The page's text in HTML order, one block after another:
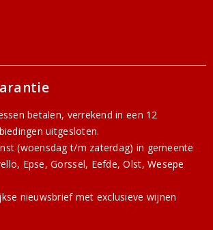
betalen, verrekend in een 12
uitgesloten.
(woensdag t/m zaterdag) in gemeente
Epse, Gorssel, Eefde, Olst, Wesepe
nieuwsbriefmet exclusieve wijnen